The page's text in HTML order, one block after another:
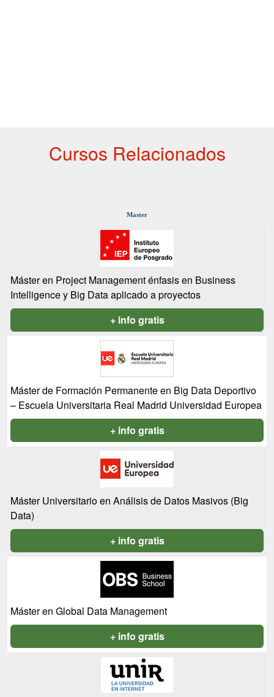
Cursos Relacionados
Master
Máster en Project Management énfasis en Business
Intelligence y Big Data aplicado a proyectos
+ info gratis
Máster de Formación Permanente en Big Data Deportivo
– Escuela Universitaria Real Madrid Universidad Europea
+ info gratis
Máster Universitario en Análisis de Datos Masivos (Big
Data)
+ info gratis
Máster en Global Data Management
+ info gratis